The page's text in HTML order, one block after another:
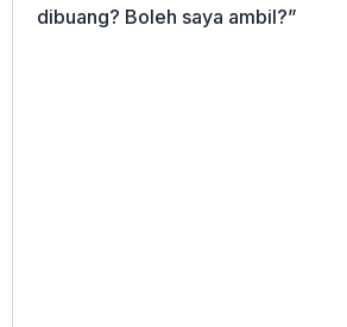
dibuang? Boleh saya ambil?”